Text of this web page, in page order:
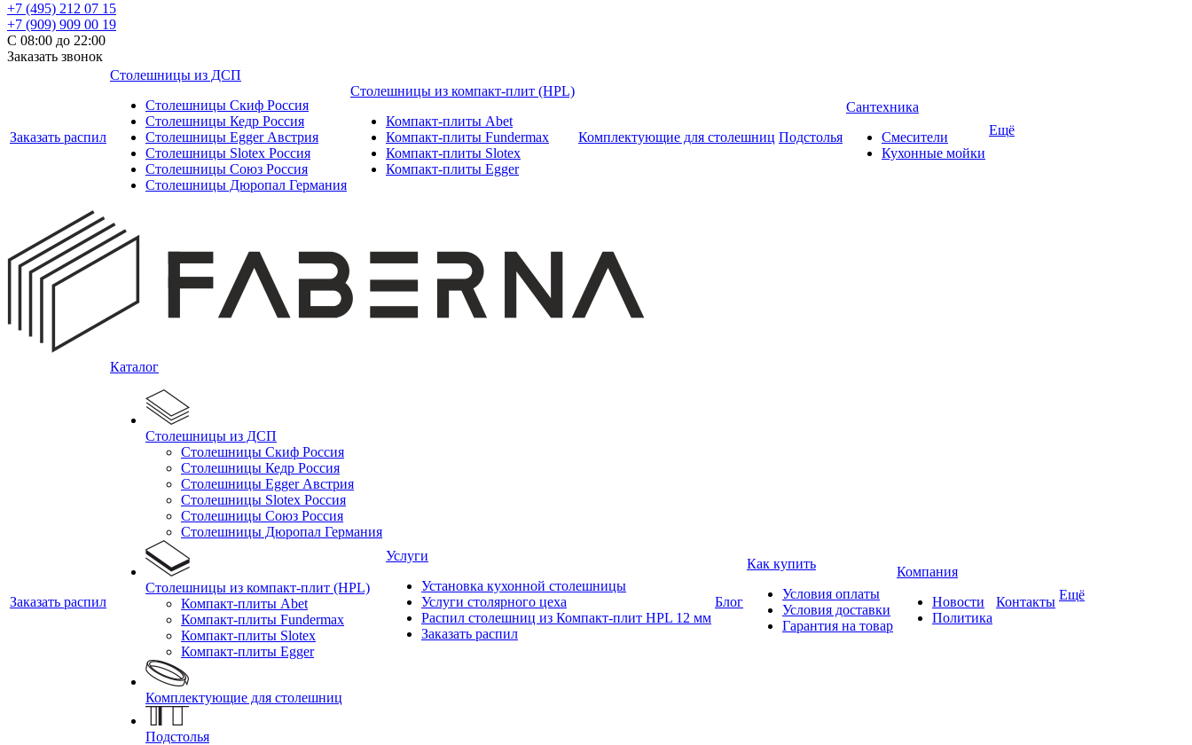
+7 (495) 212 07 15
+7 (909) 909 00 19
С 08:00 до 22:00
Заказать звонок
Заказать распил
Столешницы из ДСП
Столешницы Скиф Россия
Столешницы Кедр Россия
Столешницы Egger Австрия
Столешницы Slotex Россия
Столешницы Союз Россия
Столешницы Дюропал Германия
Столешницы из компакт-плит (HPL)
Компакт-плиты Abet
Компакт-плиты Fundermax
Компакт-плиты Slotex
Компакт-плиты Egger
Комплектующие для столешниц Подстолья
Сантехника
Смесители
Кухонные мойки
Ещё
Заказать распил
Каталог
Столешницы из ДСП
Столешницы Скиф Россия
Столешницы Кедр Россия
Столешницы Egger Австрия
Столешницы Slotex Россия
Столешницы Союз Россия
Столешницы Дюропал Германия
Столешницы из компакт-плит (HPL)
Компакт-плиты Abet
Компакт-плиты Fundermax
Компакт-плиты Slotex
Компакт-плиты Egger
Комплектующие для столешниц
Подстолья
Услуги
Установка кухонной столешницы
Услуги столярного цеха
Распил столешниц из Компакт-плит HPL 12 мм
Заказать распил
Блог
Как купить
Условия оплаты
Условия доставки
Гарантия на товар
Компания
Новости
Политика
Контакты Ещё